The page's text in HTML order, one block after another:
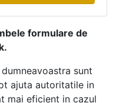
formulare de
sunt
ajuta autoritatile in
mai eficient in cazul